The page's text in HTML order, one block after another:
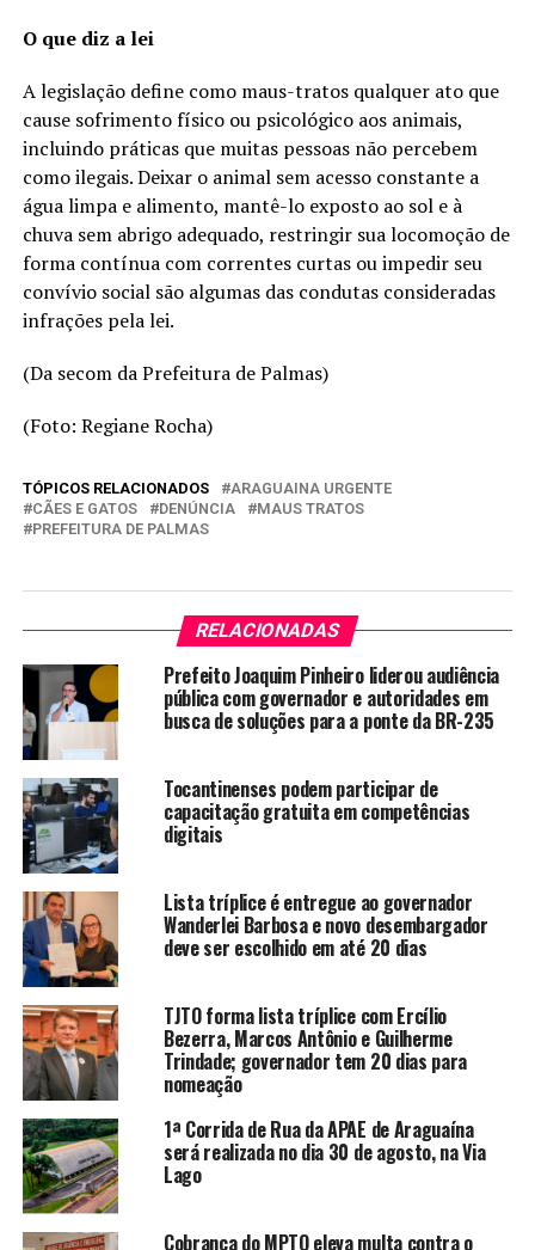
O que diz a lei
A legislação define como maus-tratos qualquer ato que
cause sofrimento físico ou psicológico aos animais,
incluindo práticas que muitas pessoas não percebem
como ilegais. Deixar o animal sem acesso constante a
água limpa e alimento, mantê-lo exposto ao sol e à
chuva sem abrigo adequado, restringir sua locomoção de
forma contínua com correntes curtas ou impedir seu
convívio social são algumas das condutas consideradas
infrações pela lei.
(Da secom da Prefeitura de Palmas)
(Foto: Regiane Rocha)
TÓPICOS RELACIONADOS
ARAGUAINA URGENTE
CÃES E GATOS
DENÚNCIA
MAUS TRATOS
PREFEITURA DE PALMAS
RELACIONADAS
Prefeito Joaquim Pinheiro liderou audiência
pública com governador e autoridades em
busca de soluções para a ponte da BR-235
Tocantinenses podem participar de
capacitação gratuita em competências
digitais
Lista tríplice é entregue ao governador
Wanderlei Barbosa e novo desembargador
deve ser escolhido em até 20 dias
TJTO forma lista tríplice com Ercílio
Bezerra, Marcos Antônio e Guilherme
Trindade; governador tem 20 dias para
nomeação
1ª Corrida de Rua da APAE de Araguaína
será realizada no dia 30 de agosto, na Via
Lago
Cobrança do MPTO eleva multa contra o